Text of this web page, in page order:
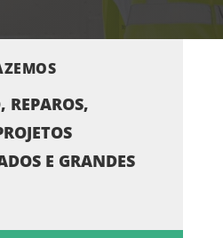
REPAROS,
E GRANDES